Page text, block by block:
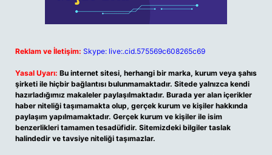
Reklam ve İletişim: Skype: live:.cid.575569c608265c69
Yasal Uyarı: Bu internet sitesi, herhangi bir marka, kurum veya şahıs
şirketi ile hiçbir bağlantısı bulunmamaktadır. Sitede yalnızca kendi
hazırladığımız makaleler paylaşılmaktadır. Burada yer alan içerikler
haber niteliği taşımamakta olup, gerçek kurum ve kişiler hakkında
paylaşım yapılmamaktadır. Gerçek kurum ve kişiler ile isim
benzerlikleri tamamen tesadüfidir. Sitemizdeki bilgiler taslak
halindedir ve tavsiye niteliği taşımazlar.